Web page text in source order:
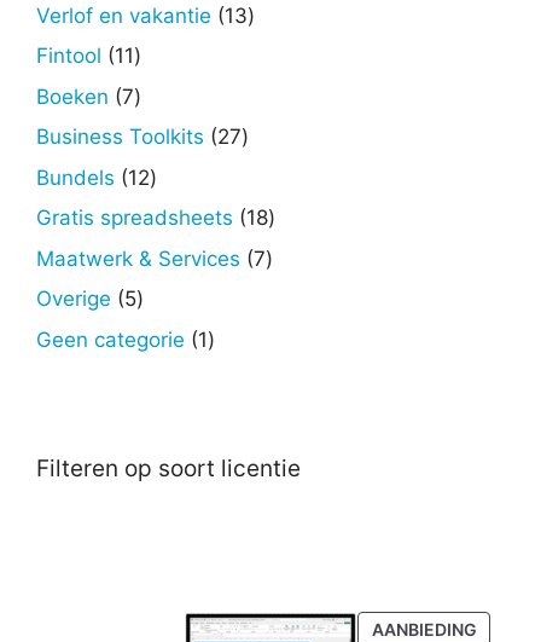
Verlof en vakantie 1313
Fintool 1111
producten
Boeken 77
producten
Business Toolkits 2727
Bundels 1212
producten
Gratis spreadsheets 1818
producten
Maatwerk & Services 77
Overige 55
producten
Geen categorie 11
Filteren op soort licentie
AANBIEDING